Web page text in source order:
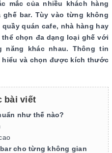
mắc của nhiều khách hàng
bar. Tùy vào từng không
quán cafe, nhà hàng hay
chọn đa dạng loại ghế với
năng khác nhau. Thông tin
hiểu và chọn được kích thước
bài viết
như thế nào?
cho từng không gian